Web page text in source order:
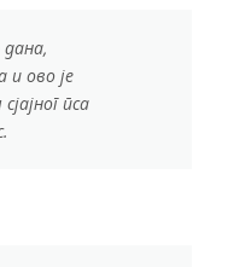
и ово је
пса